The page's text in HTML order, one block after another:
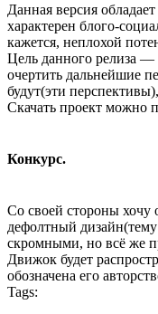
Данная версия
характерен блого-
кажется, неплохой
Цель данного релиза
очертить дальнейшие
будут(эти
Скачать проект можно
Конкурс.
Со своей стороны хочу
дефолтный
скромными, но всё же
Движок будет
обозначена его
Tags: